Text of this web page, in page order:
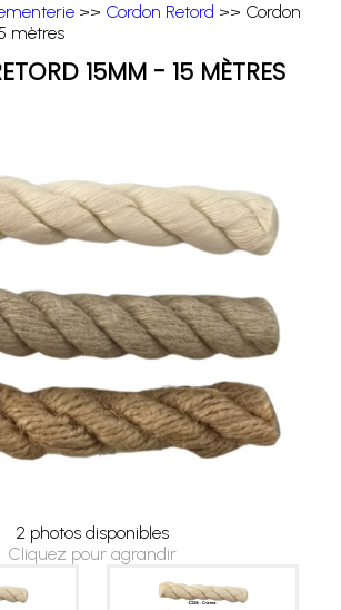
>> Cordon Retord >> Cordon
mètres
15MM - 15 MÈTRES
2 photos disponibles
Cliquez pour agrandir